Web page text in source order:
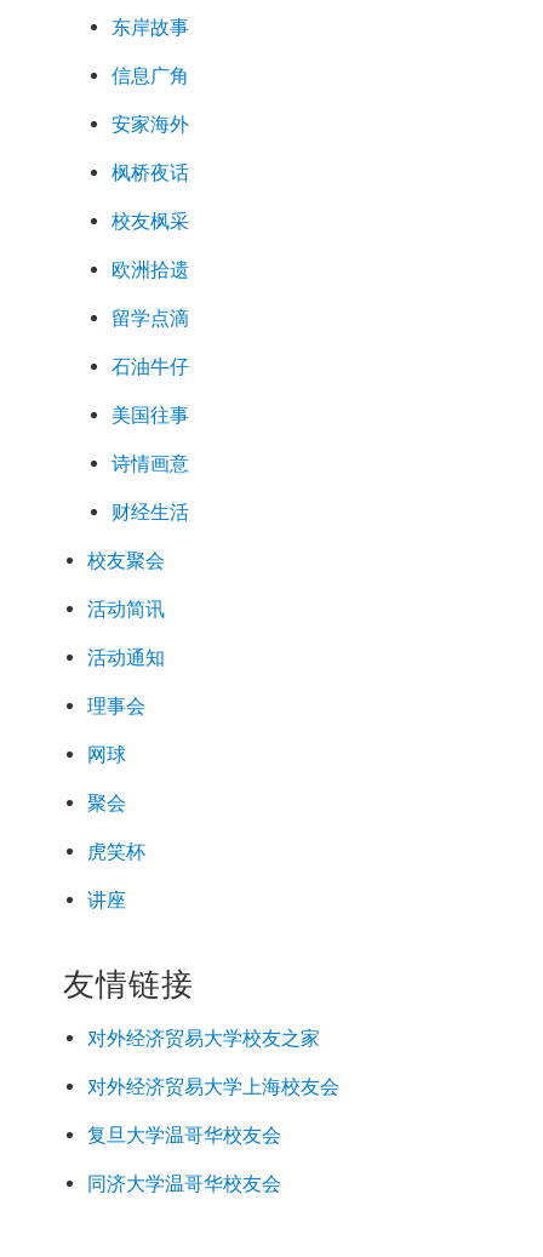
东岸故事
信息广角
安家海外
枫桥夜话
校友枫采
欧洲拾遗
留学点滴
石油牛仔
美国往事
诗情画意
财经生活
校友聚会
活动简讯
活动通知
理事会
网球
聚会
虎笑杯
讲座
友情链接
对外经济贸易大学校友之家
对外经济贸易大学上海校友会
复旦大学温哥华校友会
同济大学温哥华校友会